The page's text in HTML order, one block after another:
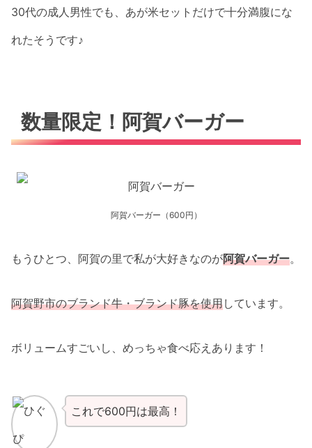
30代の成人男性でも、あが米セットだけで十分満腹にな
れたそうです♪
数量限定！阿賀バーガー
阿賀バーガー（600円）
もうひとつ、阿賀の里で私が大好きなのが阿賀バーガー。
阿賀野市のブランド牛・ブランド豚を使用しています。
ボリュームすごいし、めっちゃ食べ応えあります！
これで600円は最高！